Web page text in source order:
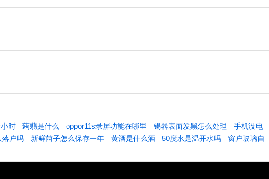
时 蒟蒻是什么 oppor11s录屏功能在哪里 锡器表面发黑怎么处理
手机没电
落户吗 新鲜菌子怎么保存一年 黄酒是什么酒 50度水是温开水吗
窗户玻璃自